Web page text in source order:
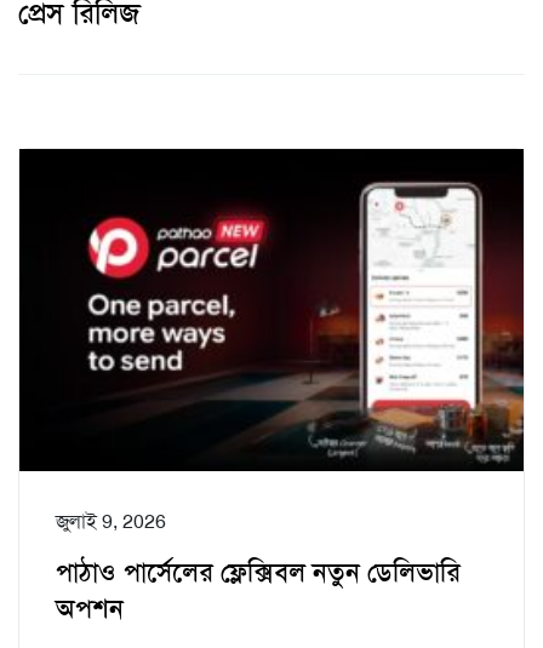
প্রেস রিলিজ
জুলাই 9, 2026
পাঠাও পার্সেলের ফ্লেক্সিবল নতুন ডেলিভারি
অপশন